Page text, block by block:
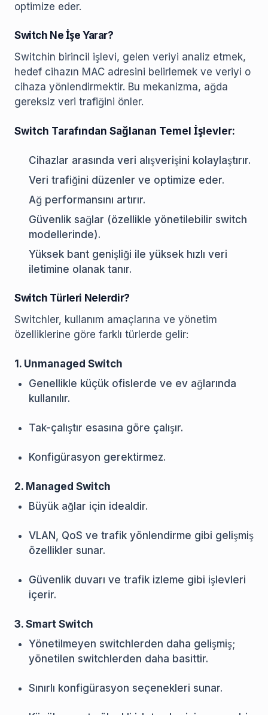
optimize eder.
Switch Ne İşe Yarar?
Switchin birincil işlevi, gelen veriyi analiz etmek,
hedef cihazın MAC adresini belirlemek ve veriyi o
cihaza yönlendirmektir. Bu mekanizma, ağda
gereksiz veri trafiğini önler.
Switch Tarafından Sağlanan Temel İşlevler:
Cihazlar arasında veri alışverişini kolaylaştırır.
Veri trafiğini düzenler ve optimize eder.
Ağ performansını artırır.
Güvenlik sağlar (özellikle yönetilebilir switch
modellerinde).
Yüksek bant genişliği ile yüksek hızlı veri
iletimine olanak tanır.
Switch Türleri Nelerdir?
Switchler, kullanım amaçlarına ve yönetim
özelliklerine göre farklı türlerde gelir:
1. Unmanaged Switch
Genellikle küçük ofislerde ve ev ağlarında
kullanılır.
Tak-çalıştır esasına göre çalışır.
Konfigürasyon gerektirmez.
2. Managed Switch
Büyük ağlar için idealdir.
VLAN, QoS ve trafik yönlendirme gibi gelişmiş
özellikler sunar.
Güvenlik duvarı ve trafik izleme gibi işlevleri
içerir.
3. Smart Switch
Yönetilmeyen switchlerden daha gelişmiş;
yönetilen switchlerden daha basittir.
Sınırlı konfigürasyon seçenekleri sunar.